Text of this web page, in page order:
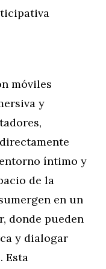
móviles
y
íntimo y
de la
en un
donde pueden
y dialogar
Esta